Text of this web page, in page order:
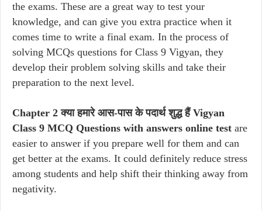
the exams. These are a great way to test your
knowledge, and can give you extra practice when it
comes time to write a final exam. In the process of
solving MCQs questions for Class 9 Vigyan, they
develop their problem solving skills and take their
preparation to the next level.
Chapter 2 क्या हमारे आस-पास के पदार्थ शुद्ध हैं Vigyan
Class 9 MCQ Questions with answers online test are
easier to answer if you prepare well for them and can
get better at the exams. It could definitely reduce stress
among students and help shift their thinking away from
negativity.